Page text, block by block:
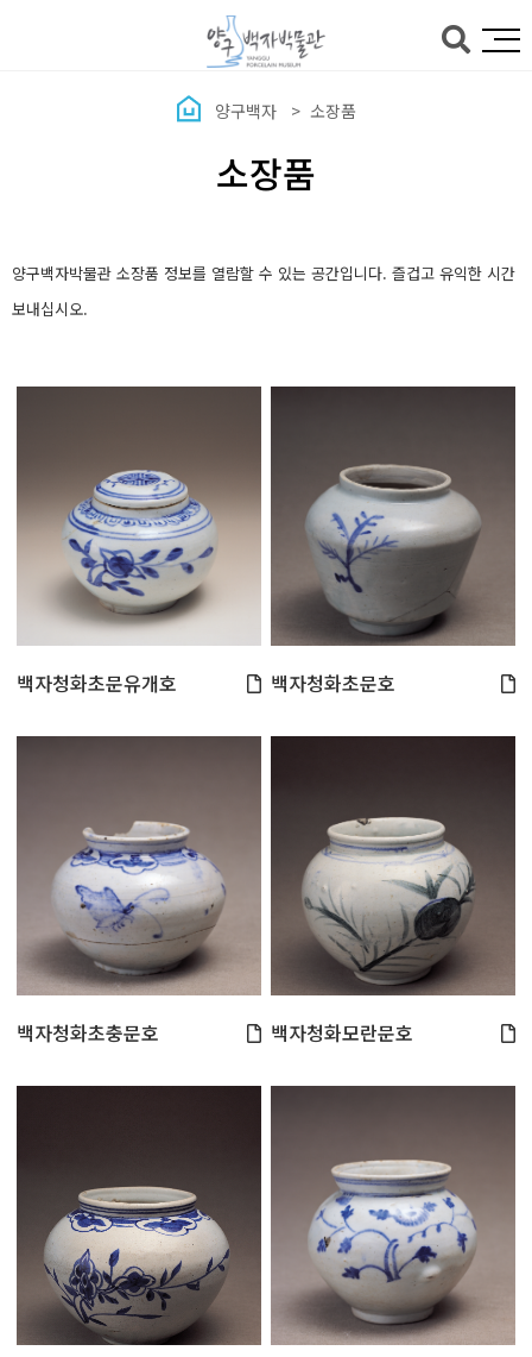
양구백자 소장품
소장품
양구백자박물관 소장품 정보를 열람할 수 있는 공간입니다. 즐겁고 유익한 시간
보내십시오.
백자청화초문유개호 백자청화초문호
백자청화초충문호 백자청화모란문호